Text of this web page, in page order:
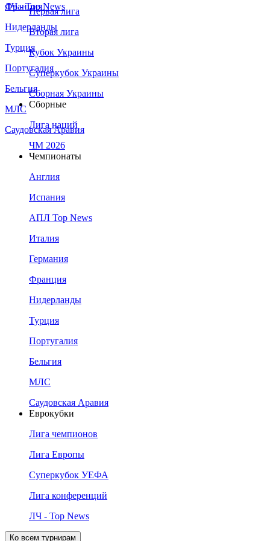
Франция
Нидерланды
Турция
Португалия
Бельгия
МЛС
Саудовская Аравия
ЛЧ - Top News
Первая лига
Вторая лига
Кубок Украины
Суперкубок Украины
Сборная Украины
Сборные
Лига наций
ЧМ 2026
Чемпионаты
Англия
Испания
АПЛ Top News
Италия
Германия
Франция
Нидерланды
Турция
Португалия
Бельгия
МЛС
Саудовская Аравия
Еврокубки
Лига чемпионов
Лига Европы
Суперкубок УЕФА
Лига конференций
ЛЧ - Top News
Ко всем турнирам